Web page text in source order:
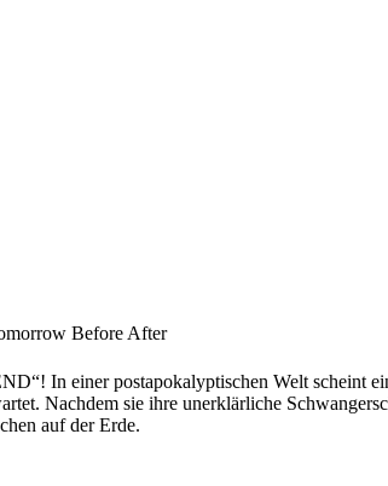
Before After
In einer postapokalyptischen Welt scheint
Nachdem sie ihre unerklärliche
auf der Erde.